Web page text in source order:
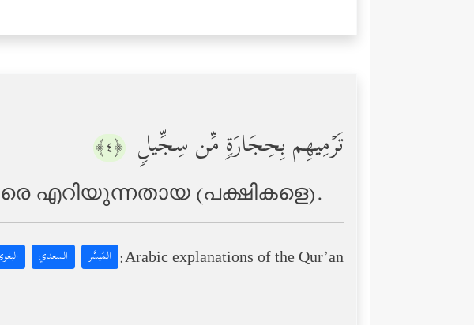
تَرۡمِیهِم بِحِجَارَةࣲ مِّن سِجِّیلࣲ ﴿٤﴾
എറിയുന്നതായ (പക്ഷികളെ).
Arabic explanations of the Qur’an: المُيسَّر السعدي